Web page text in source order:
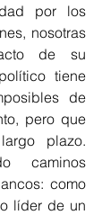
por los
nosotras
de su
tiene
de
pero que
plazo.
caminos
como
líder de un